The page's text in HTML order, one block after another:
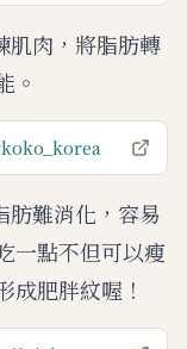
肌肉，將脂肪轉
。
肪難消化，容易
一點不但可以瘦
成肥胖紋喔！